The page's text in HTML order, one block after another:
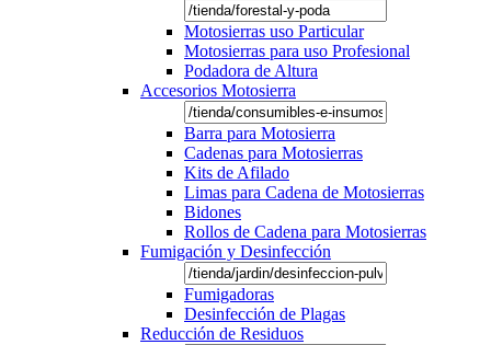
Motosierras uso Particular
Motosierras para uso Profesional
Podadora de Altura
Accesorios Motosierra
Barra para Motosierra
Cadenas para Motosierras
Kits de Afilado
Limas para Cadena de Motosierras
Bidones
Rollos de Cadena para Motosierras
Fumigación y Desinfección
Fumigadoras
Desinfección de Plagas
Reducción de Residuos